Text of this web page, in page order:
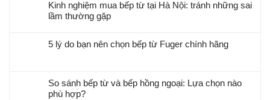
Kinh nghiệm mua bếp từ tại Hà Nội: tránh những sai
lầm thường gặp
5 lý do bạn nên chọn bếp từ Fuger chính hãng
So sánh bếp từ và bếp hồng ngoại: Lựa chọn nào
phù hợp?